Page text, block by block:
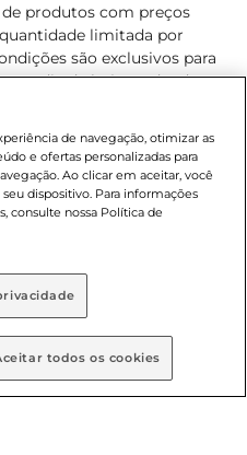
produtos com preços
limitada por
são exclusivos para
o dia de hoje, podendo
Proibida a venda
(Estatuto da Criança e do
exclusivos para o
alterações sem aviso
compras on-line é de R$
de navegação, otimizar as
e ofertas personalizadas para
Ao clicar em aceitar, você
dispositivo. Para informações
consulte nossa Política de
todos os cookies